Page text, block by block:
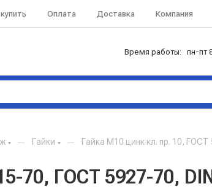
Оплата Доставка Компания
Время работы: пн-пт
— Гайки — Гайка М10 цинк кл. пр. 10,
70, ГОСТ 5927-70,